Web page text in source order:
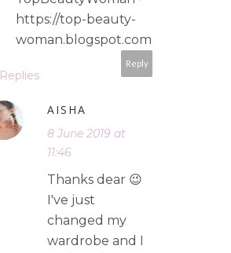
https://top-beauty-
woman.blogspot.com
Reply
Replies
AISHA
8 June 2019 at
11:46
Thanks dear 😉
I've just
changed my
wardrobe and I